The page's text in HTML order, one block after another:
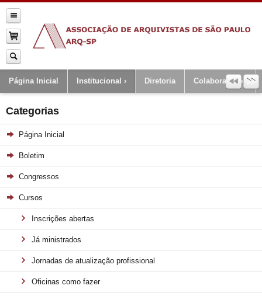
Página Inicial Institucional Diretoria Colaboradores
Categorias
Página Inicial
Boletim
Congressos
Cursos
Inscrições abertas
Já ministrados
Jornadas de atualização profissional
Oficinas como fazer